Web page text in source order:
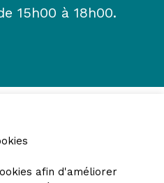
15h00 à 18h00.
afin d'améliorer